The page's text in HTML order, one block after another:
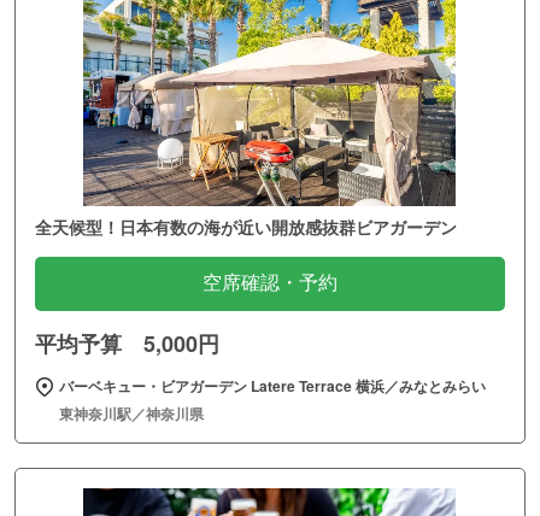
全天候型！日本有数の海が近い開放感抜群ビアガーデン
空席確認・予約
平均予算 5,000円
バーベキュー・ビアガーデン Latere Terrace 横浜／みなとみらい
東神奈川駅／神奈川県